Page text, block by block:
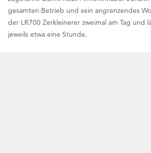
gesamten Betrieb und sein angrenzendes
der LR700 Zerkleinerer zweimal am Tag und
jeweils etwa eine Stunde.